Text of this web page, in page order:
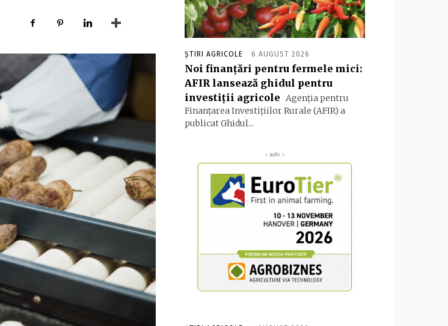
ȘTIRI AGRICOLE 6 AUGUST 2026
Noi finanțări pentru fermele mici:
AFIR lansează ghidul pentru
investiții agricole Agenția pentru
Finanțarea Investițiilor Rurale (AFIR) a
publicat Ghidul...
‹ adv ›